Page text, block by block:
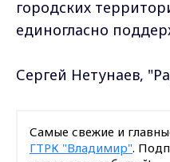
городских
единогласно
Сергей Нетунаев,
Самые свежие и
ГТРК "Владимир".